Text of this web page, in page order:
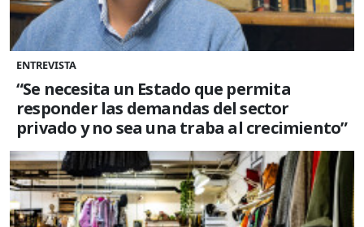
ENTREVISTA
“Se necesita un Estado que permita
responder las demandas del sector
privado y no sea una traba al crecimiento”